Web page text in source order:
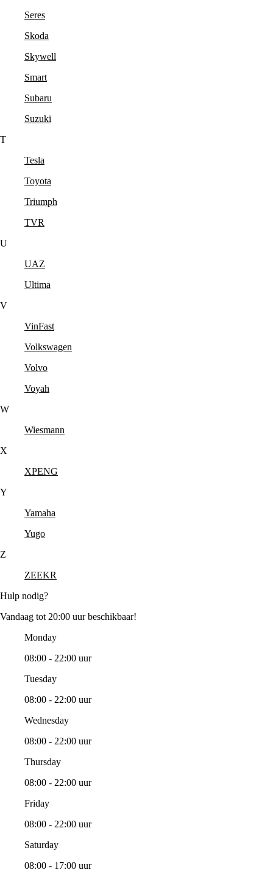
Seres
Skoda
Skywell
Smart
Subaru
Suzuki
T
Tesla
Toyota
Triumph
TVR
U
UAZ
Ultima
V
VinFast
Volkswagen
Volvo
Voyah
W
Wiesmann
X
XPENG
Y
Yamaha
Yugo
Z
ZEEKR
Hulp nodig?
Vandaag tot 20:00 uur beschikbaar!
Monday
08:00 - 22:00 uur
Tuesday
08:00 - 22:00 uur
Wednesday
08:00 - 22:00 uur
Thursday
08:00 - 22:00 uur
Friday
08:00 - 22:00 uur
Saturday
08:00 - 17:00 uur